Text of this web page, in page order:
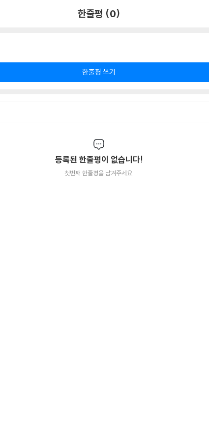
한줄평 (0)
한줄평 쓰기
등록된 한줄평이 없습니다!
첫번째 한줄평을 남겨주세요.